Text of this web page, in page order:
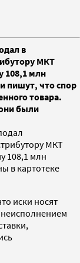
в
МКТ
108,1 млн
пишут, что спор
товара.
были
МКТ
108,1 млн
в картотеке
иски носят